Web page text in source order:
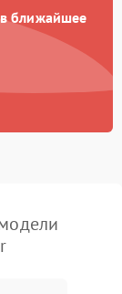
ближайшее